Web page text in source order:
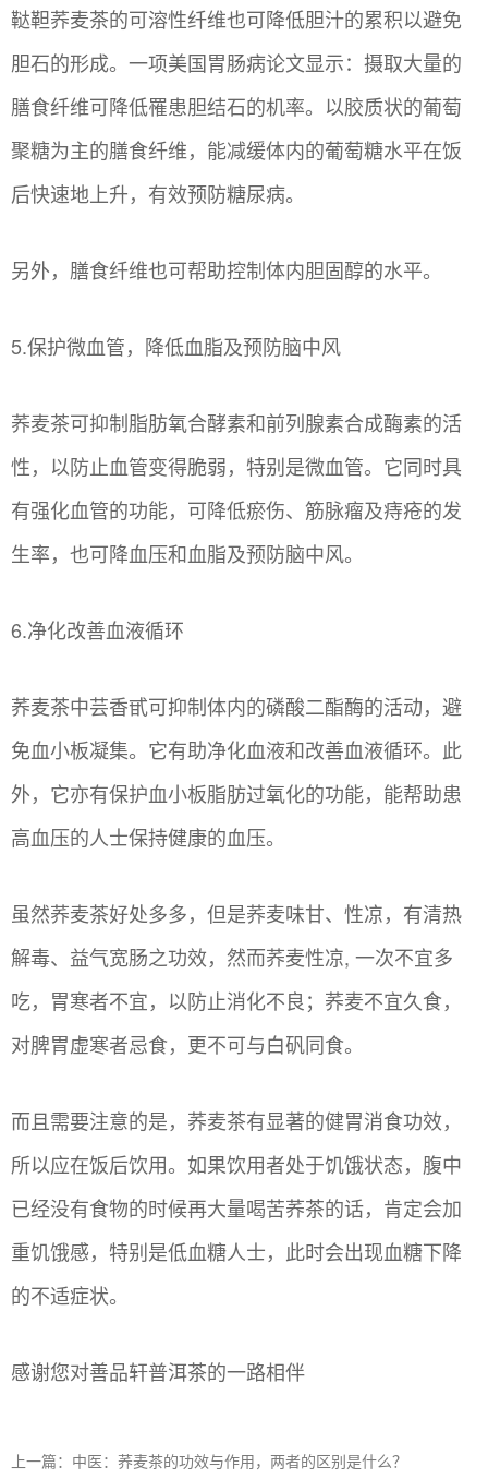
鞑靼荞麦茶的可溶性纤维也可降低胆汁的累积以避免
胆石的形成。一项美国胃肠病论文显示：摄取大量的
膳食纤维可降低罹患胆结石的机率。以胶质状的葡萄
聚糖为主的膳食纤维，能减缓体内的葡萄糖水平在饭
后快速地上升，有效预防糖尿病。
另外，膳食纤维也可帮助控制体内胆固醇的水平。
5.保护微血管，降低血脂及预防脑中风
荞麦茶可抑制脂肪氧合酵素和前列腺素合成酶素的活
性，以防止血管变得脆弱，特别是微血管。它同时具
有强化血管的功能，可降低瘀伤、筋脉瘤及痔疮的发
生率，也可降血压和血脂及预防脑中风。
6.净化改善血液循环
荞麦茶中芸香甙可抑制体内的磷酸二酯酶的活动，避
免血小板凝集。它有助净化血液和改善血液循环。此
外，它亦有保护血小板脂肪过氧化的功能，能帮助患
高血压的人士保持健康的血压。
虽然荞麦茶好处多多，但是荞麦味甘、性凉，有清热
解毒、益气宽肠之功效，然而荞麦性凉, 一次不宜多
吃，胃寒者不宜，以防止消化不良；荞麦不宜久食，
对脾胃虚寒者忌食，更不可与白矾同食。
而且需要注意的是，荞麦茶有显著的健胃消食功效，
所以应在饭后饮用。如果饮用者处于饥饿状态，腹中
已经没有食物的时候再大量喝苦荞茶的话，肯定会加
重饥饿感，特别是低血糖人士，此时会出现血糖下降
的不适症状。
感谢您对善品轩普洱茶的一路相伴
上一篇：中医：荞麦茶的功效与作用，两者的区别是什么？